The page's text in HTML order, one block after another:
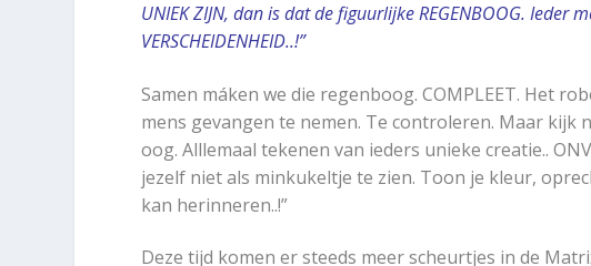
UNIEK ZIJN, dan is dat de figuurlijke REGENBOOG. Ieder
VERSCHEIDENHEID..!”
Samen máken we die regenboog. COMPLEET. Het
mens gevangen te nemen. Te controleren. Maar
oog. Alllemaal tekenen van ieders unieke creatie..
jezelf niet als minkukeltje te zien. Toon je kleur,
kan herinneren..!”
Deze tijd komen er steeds meer scheurtjes in de